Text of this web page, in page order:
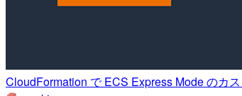
CloudFormation で ECS Express Mode のカ